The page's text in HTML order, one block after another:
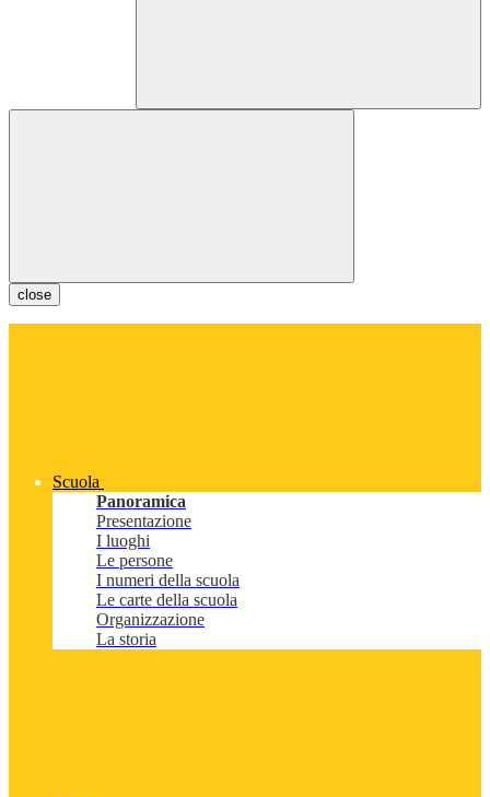
close
Scuola
Panoramica
Presentazione
I luoghi
Le persone
I numeri della scuola
Le carte della scuola
Organizzazione
La storia